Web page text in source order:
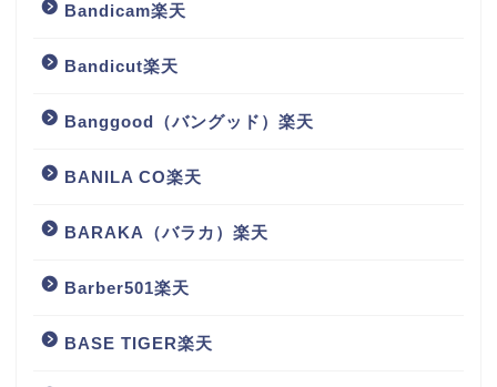
Bandicam楽天
Bandicut楽天
Banggood（バングッド）楽天
BANILA CO楽天
BARAKA（バラカ）楽天
Barber501楽天
BASE TIGER楽天